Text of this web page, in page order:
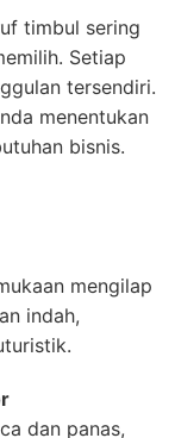
timbul sering
Setiap
tersendiri.
menentukan
bisnis.
mengilap
indah,
dan panas,